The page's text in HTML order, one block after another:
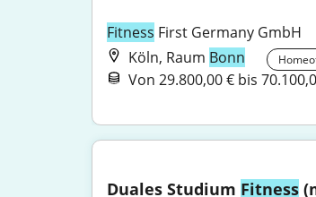
Fitness First Germany GmbH
Köln, Raum Bonn
Von 29.800,00 € bis
Duales Studium Fitness